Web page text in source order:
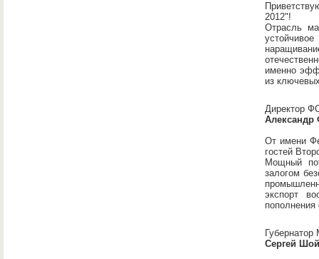
2012"!
Отрасль
именно
из
Директор
От имени
гостей
Мощный
залогом
экспорт
Губернатор
Сергей